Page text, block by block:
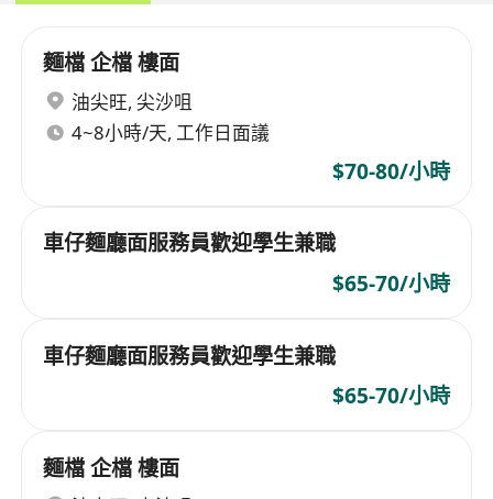
麵檔 企檔 樓面
油尖旺, 尖沙咀
4~8小時/天, 工作日面議
$70-80/小時
車仔麵廳面服務員歡迎學生兼職
$65-70/小時
車仔麵廳面服務員歡迎學生兼職
$65-70/小時
麵檔 企檔 樓面